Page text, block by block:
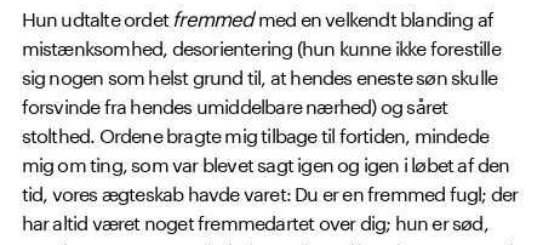
Hun udtalte ordet fremmedmed en velkendt blanding af
mistænksomhed, desorientering (hun kunne ikke forestille
sig nogen som helst grund til, at hendes eneste søn skulle
forsvinde fra hendes umiddelbare nærhed) og såret
stolthed. Ordene bragte mig tilbage til fortiden, mindede
mig om ting, som var blevet sagt igen og igen i løbet af den
tid, vores ægteskab havde varet: Du er en fremmed fugl; der
har altid været noget fremmedartet over dig; hun er sød,